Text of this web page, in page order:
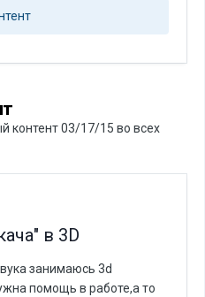
контент 03/17/15 во всех
в 3D
занимаюсь 3d
помощь в работе,а то